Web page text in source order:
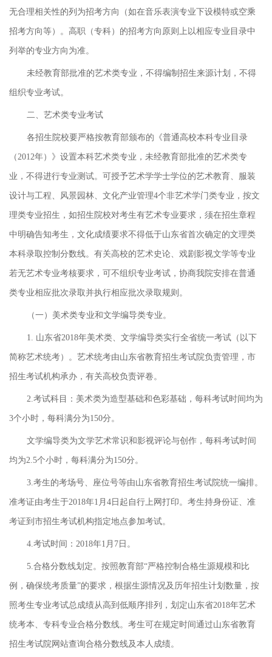
无合理相关性的列为招考方向（如在音乐表演专业下设模特或空乘
招考方向等）。高职（专科）的招考方向原则上以相应专业目录中
列举的专业方向为准。
未经教育部批准的艺术类专业，不得编制招生来源计划，不得
组织专业考试。
二、艺术类专业考试
各招生院校要严格按教育部颁布的《普通高校本科专业目录
（2012年）》设置本科艺术类专业，未经教育部批准的艺术类专
业，不得进行专业测试。可授予艺术学学士学位的艺术教育、服装
设计与工程、风景园林、文化产业管理4个非艺术学门类专业，按文
理类专业招生，如招生院校对考生有艺术专业要求，须在招生章程
中明确告知考生，文化成绩要求不得低于山东省首次确定的文理类
本科录取控制分数线。有关高校的艺术史论、戏剧影视文学等专业
若无艺术专业考核要求，可不组织专业考试，协商我院安排在普通
类专业相应批次录取并执行相应批次录取规则。
（一）美术类专业和文学编导类专业。
1. 山东省2018年美术类、文学编导类实行全省统一考试（以下
简称艺术统考）。艺术统考由山东省教育招生考试院负责管理，市
招生考试机构承办，有关高校负责评卷。
2.考试科目：美术类为造型基础和色彩基础，每科考试时间均为
3个小时，每科满分为150分。
文学编导类为文学艺术常识和影视评论与创作，每科考试时间
均为2.5个小时，每科满分为150分。
3.考生的考场号、座位号等由山东省教育招生考试院统一编排。
准考证由考生于2018年1月4日起自行上网打印。考生持身份证、准
考证到市招生考试机构指定地点参加考试。
4.考试时间：2018年1月7日。
5.合格分数线划定。按照教育部“严格控制合格生源规模和比
例，确保统考质量”的要求，根据生源情况及历年招生计划数量，按
照考生专业考试总成绩从高到低顺序排列，划定山东省2018年艺术
统考本、专科专业合格分数线。考生可在规定时间通过山东省教育
招生考试院网站查询合格分数线及本人成绩。